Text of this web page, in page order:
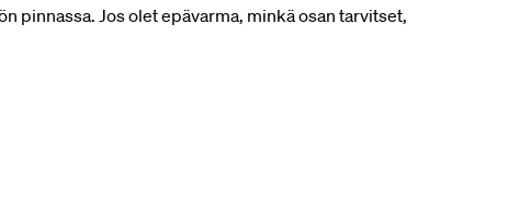
pinnassa. Jos olet epävarma, minkä osan tarvitset,